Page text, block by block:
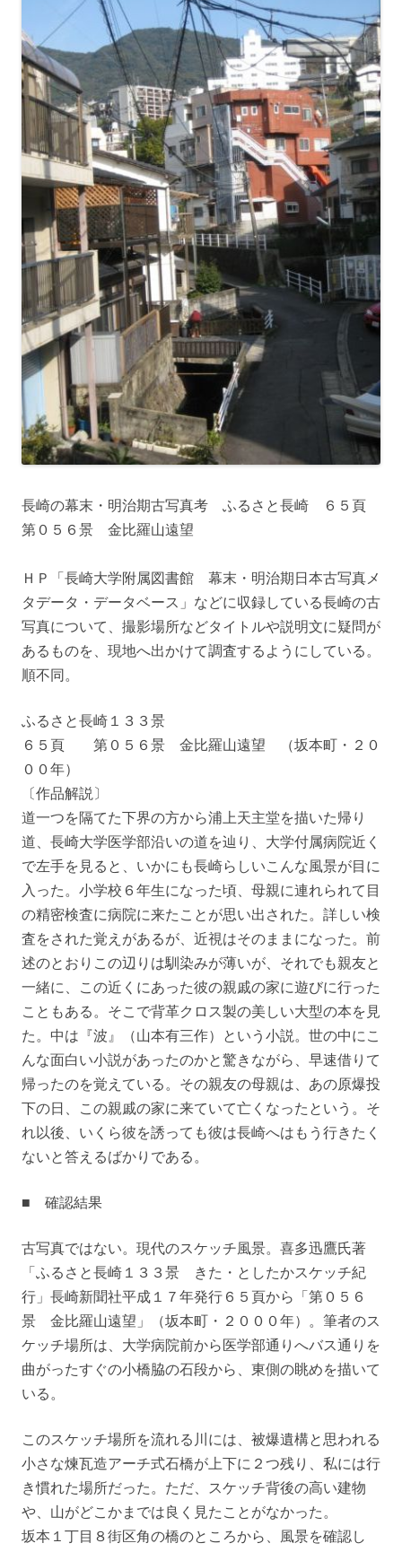
長崎の幕末・明治期古写真考 ふるさと長崎 ６５頁
第０５６景 金比羅山遠望
ＨＰ「長崎大学附属図書館 幕末・明治期日本古写真メ
タデータ・データベース」などに収録している長崎の古
写真について、撮影場所などタイトルや説明文に疑問が
あるものを、現地へ出かけて調査するようにしている。
順不同。
ふるさと長崎１３３景
６５頁 第０５６景 金比羅山遠望 （坂本町・２０
００年）
〔作品解説〕
道一つを隔てた下界の方から浦上天主堂を描いた帰り
道、長崎大学医学部沿いの道を辿り、大学付属病院近く
で左手を見ると、いかにも長崎らしいこんな風景が目に
入った。小学校６年生になった頃、母親に連れられて目
の精密検査に病院に来たことが思い出された。詳しい検
査をされた覚えがあるが、近視はそのままになった。前
述のとおりこの辺りは馴染みが薄いが、それでも親友と
一緒に、この近くにあった彼の親戚の家に遊びに行った
こともある。そこで背革クロス製の美しい大型の本を見
た。中は『波』（山本有三作）という小説。世の中にこ
んな面白い小説があったのかと驚きながら、早速借りて
帰ったのを覚えている。その親友の母親は、あの原爆投
下の日、この親戚の家に来ていて亡くなったという。そ
れ以後、いくら彼を誘っても彼は長崎へはもう行きたく
ないと答えるばかりである。
■ 確認結果
古写真ではない。現代のスケッチ風景。喜多迅鷹氏著
「ふるさと長崎１３３景 きた・としたかスケッチ紀
行」長崎新聞社平成１７年発行６５頁から「第０５６
景 金比羅山遠望」（坂本町・２０００年）。筆者のス
ケッチ場所は、大学病院前から医学部通りへバス通りを
曲がったすぐの小橋脇の石段から、東側の眺めを描いて
いる。
このスケッチ場所を流れる川には、被爆遺構と思われる
小さな煉瓦造アーチ式石橋が上下に２つ残り、私には行
き慣れた場所だった。ただ、スケッチ背後の高い建物
や、山がどこかまでは良く見たことがなかった。
坂本１丁目８街区角の橋のところから、風景を確認し